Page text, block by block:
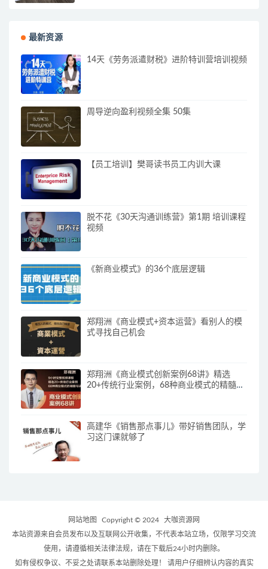
最新资源
14天《劳务派遣财税》进阶特训营培训视频
周导逆向盈利视频全集 50集
【员工培训】樊哥读书员工内训大课
脱不花《30天沟通训练营》第1期 培训课程
视频
《新商业模式》的36个底层逻辑
郑翔洲《商业模式+资本运营》看别人的模
式寻找自己机会
郑翔洲《商业模式创新案例68讲》精选
20+传统行业案例，68种商业模式的精髓与
高建华《销售那点事儿》带好销售团队，学
习这门课就够了
网站地图 Copyright © 2024
大咖资源网
本站资源来自会员发布以及互联网公开收集，不代表本站立场，仅限学习交流
使用，请遵循相关法律法规，请在下载后24小时内删除。
如有侵权争议、不妥之处请联系本站删除处理！ 请用户仔细辨认内容的真实